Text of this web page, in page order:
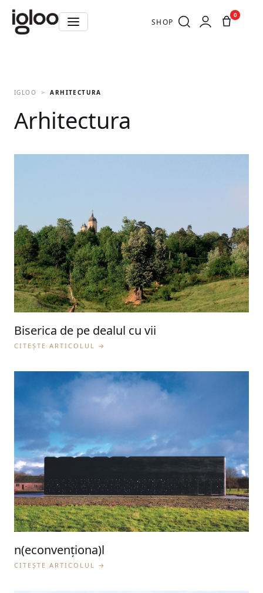
SHOP
0
IGLOO ARHITECTURA
Arhitectura
Biserica de pe dealul cu vii
CITEȘTE ARTICOLUL →
n(econvenţiona)l
CITEȘTE ARTICOLUL →